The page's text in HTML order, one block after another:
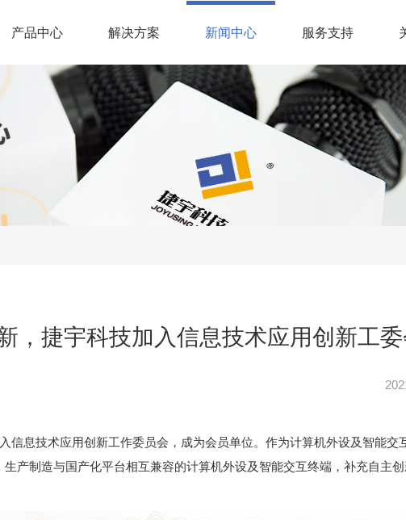
产品中心 解决方案 新闻中心(current) 服务支持
，捷宇科技加入信息技术应用创新工
信息技术应用创新工作委员会，成为会员单位。作为计算机外设及智能交
产制造与国产化平台相互兼容的计算机外设及智能交互终端，补充自主